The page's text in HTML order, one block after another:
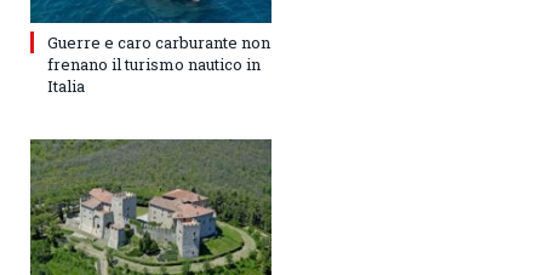
Guerre e caro carburante non
frenano il turismo nautico in
Italia